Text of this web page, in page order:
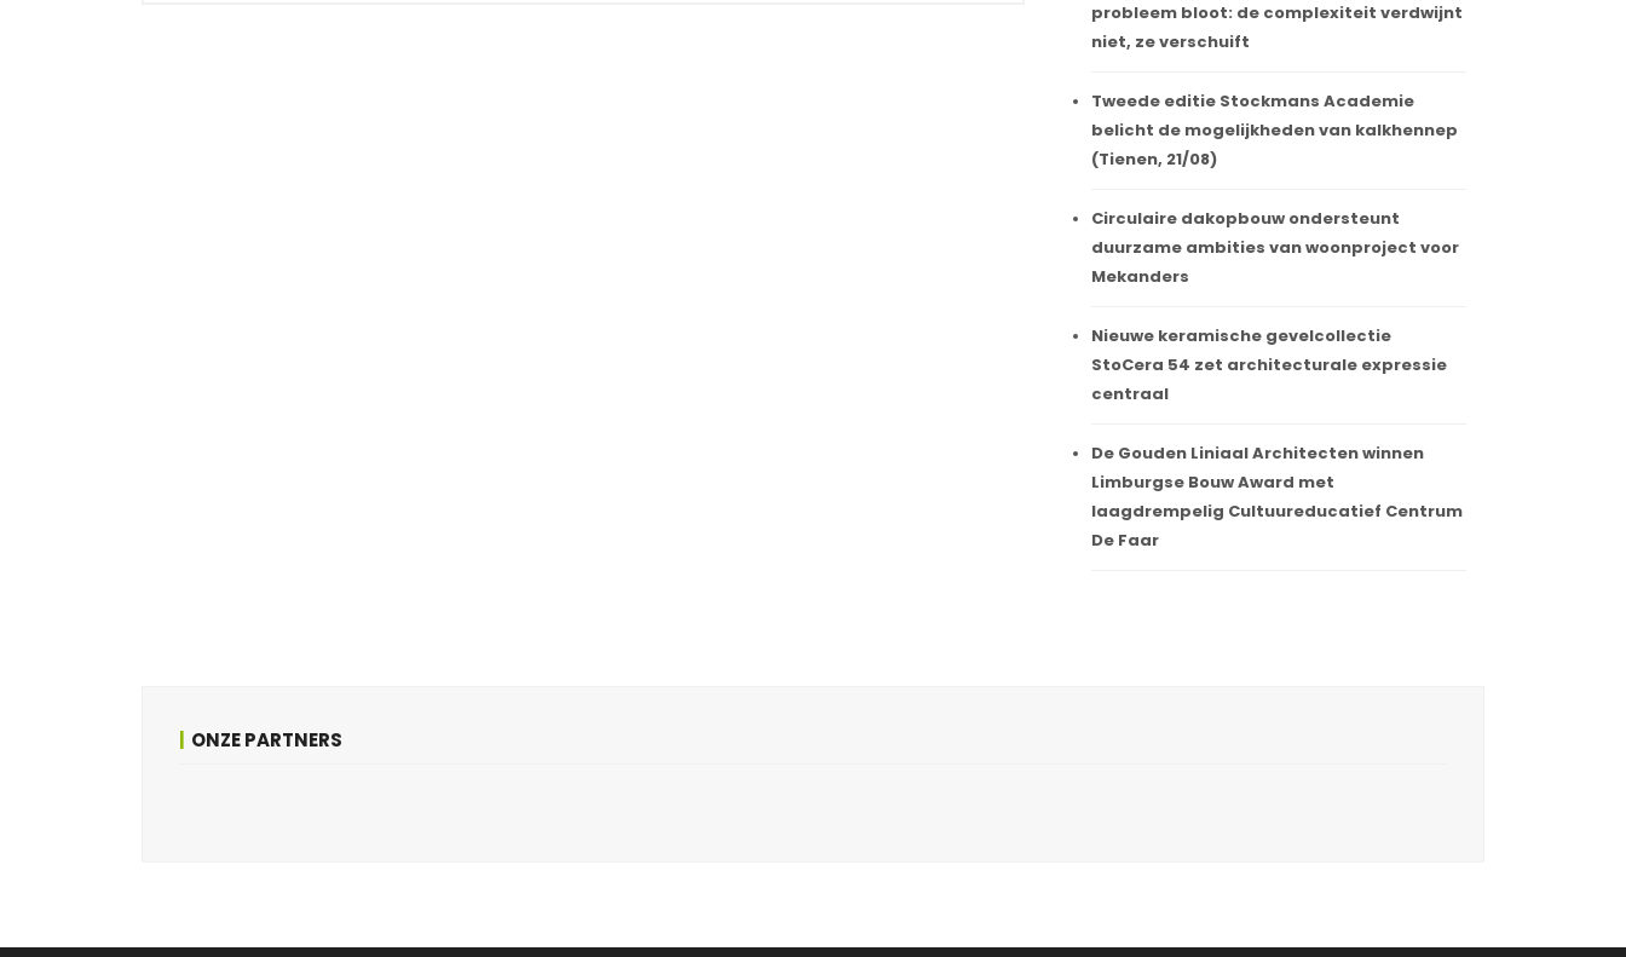
probleem bloot: de complexiteit verdwijnt
niet, ze verschuift
Tweede editie Stockmans Academie
belicht de mogelijkheden van kalkhennep
(Tienen, 21/08)
Circulaire dakopbouw ondersteunt
duurzame ambities van woonproject voor
Mekanders
Nieuwe keramische gevelcollectie
StoCera 54 zet architecturale expressie
centraal
De Gouden Liniaal Architecten winnen
Limburgse Bouw Award met
laagdrempelig Cultuureducatief Centrum
De Faar
ONZE PARTNERS